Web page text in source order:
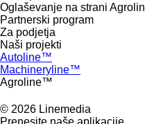
Oglaševanje na strani
Partnerski program
Za podjetja
Naši projekti
Autoline™
Machineryline™
Agroline™
© 2026 Linemedia